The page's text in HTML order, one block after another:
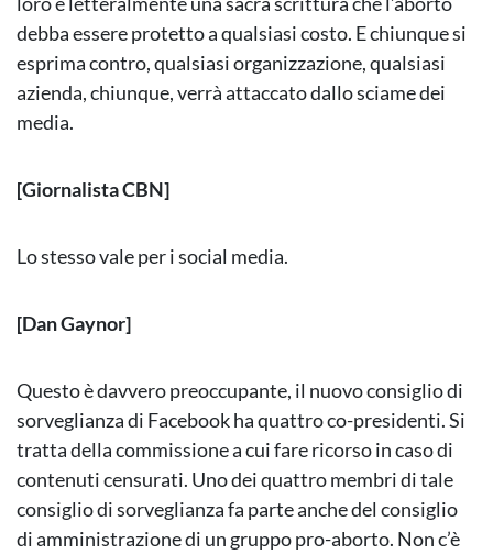
debba essere protetto a qualsiasi costo. E chiunque si
esprima contro, qualsiasi organizzazione, qualsiasi
azienda, chiunque, verrà attaccato dallo sciame dei
media.
[Giornalista CBN]
Lo stesso vale per i social media.
[Dan Gaynor]
Questo è davvero preoccupante, il nuovo consiglio di
sorveglianza di Facebook ha quattro co-presidenti. Si
tratta della commissione a cui fare ricorso in caso di
contenuti censurati. Uno dei quattro membri di tale
consiglio di sorveglianza fa parte anche del consiglio
di amministrazione di un gruppo pro-aborto. Non c’è